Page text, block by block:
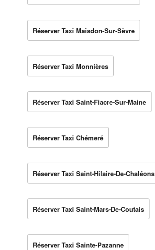
Réserver Taxi Maisdon-Sur-Sèvre
Réserver Taxi Monnières
Réserver Taxi Saint-Fiacre-Sur-Maine
Réserver Taxi Chémeré
Réserver Taxi Saint-Hilaire-De-Chaléons
Réserver Taxi Saint-Mars-De-Coutais
Réserver Taxi Sainte-Pazanne